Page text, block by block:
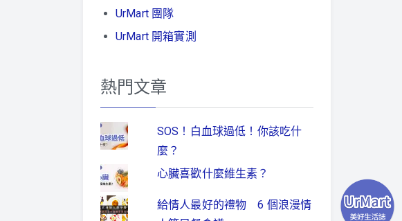
UrMart 團隊
UrMart 開箱實測
熱門文章
SOS！白血球過低！你該吃什
麼？
心臟喜歡什麼維生素？
給情人最好的禮物 6 個浪漫情